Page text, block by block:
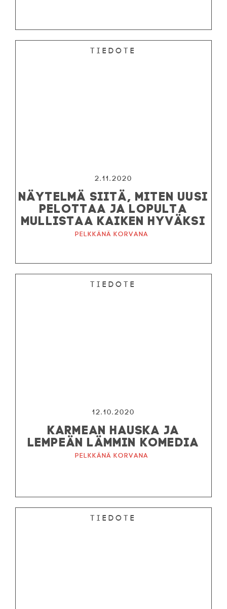
Tiedote
2.11.2020
NÄYTELMÄ SIITÄ, MITEN UUSI
PELOTTAA JA LOPULTA
MULLISTAA KAIKEN HYVÄKSI
Pelkkänä korvana
Tiedote
12.10.2020
KARMEAN HAUSKA JA
LEMPEÄN LÄMMIN KOMEDIA
Pelkkänä korvana
Tiedote